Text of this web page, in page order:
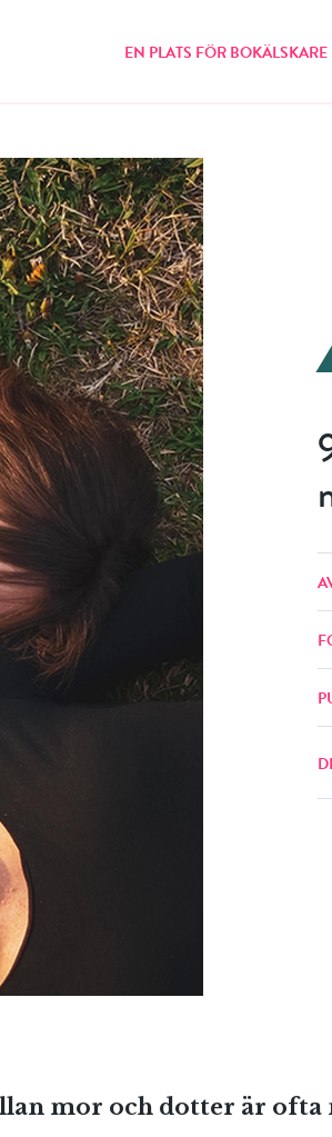
EN PLATS FÖR BOKÄLSKARE
mor och dotter är ofta